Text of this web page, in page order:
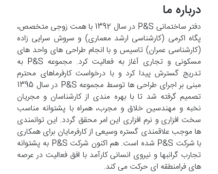
درباره ما
دفتر ساختمانی P&S در سال 1392 با همت زوجی متخصص،
پگاه اکرمی (کارشناسی ارشد معماری) و سروش سرایی زاده
(کارشناسی عمران) تاسیس و با انجام طراحی های واحد های
مسکونی و تجاری آغاز به فعالیت کرد. مجموعه P&S به
تدریج گسترش پیدا کرد و با درخواست کارفرماهای محترم
مبنی بر اجرای طراحی ها توسط مجموعه P&S در سال 1395
تصمیم گرفته شد تا با بهره مندی از کارشناسان و مجریان
نخبه و مهندسین خلاق و مجرب، همراه با پشتوانه مناسب
سخت افزاری و نرم افزاری این امر محقق گردد. این توانمندی
ها موجب علاقمندی گستره وسیعی از کارفرمایان برای همکاری
با شرکت P&S شده است. هم اکنون شرکت P&S به پشتوانه
تجارب گرانبها و نیروی انسانی کارآمد با افق فعالیت در عرصه
های فرامنطقه ای حرکت می کند.